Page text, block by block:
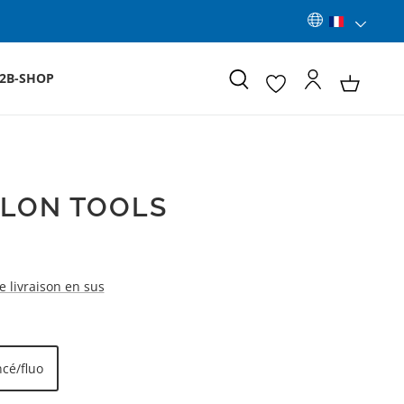
SHOP
TOOLS
livraison en sus
fluo